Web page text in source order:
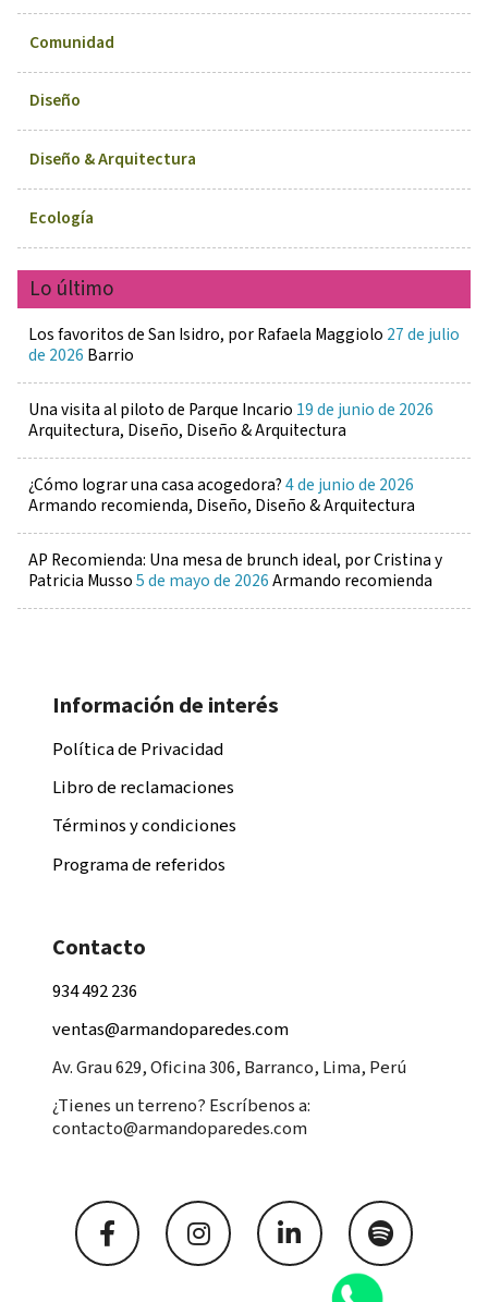
Comunidad
Diseño
Diseño & Arquitectura
Ecología
Lo último
Los favoritos de San Isidro, por Rafaela Maggiolo 27 de julio
de 2026 Barrio
Una visita al piloto de Parque Incario 19 de junio de 2026
Arquitectura, Diseño, Diseño & Arquitectura
¿Cómo lograr una casa acogedora?4 de junio de 2026
Armando recomienda, Diseño, Diseño & Arquitectura
AP Recomienda: Una mesa de brunch ideal, por Cristina y
Patricia Musso5 de mayo de 2026Armando recomienda
Información de interés
Política de Privacidad
Libro de reclamaciones
Términos y condiciones
Programa de referidos
Contacto
934 492 236
ventas@armandoparedes.com
Av. Grau 629, Oficina 306, Barranco, Lima, Perú
¿Tienes un terreno? Escríbenos a:
contacto@armandoparedes.com